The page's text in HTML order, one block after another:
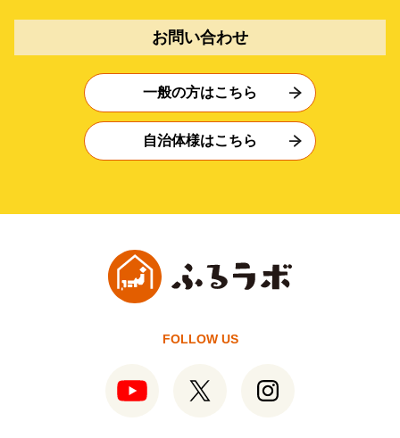
お問い合わせ
一般の方はこちら
自治体様はこちら
FOLLOW US